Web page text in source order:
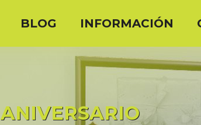
BLOG INFORMACIÓN
ANIVERSARIO